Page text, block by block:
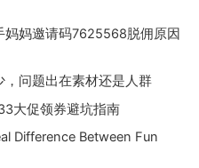
妈邀请码7625568脱佣原因
问题出在素材还是人群
大促领券避坑指南
Difference Between Fun